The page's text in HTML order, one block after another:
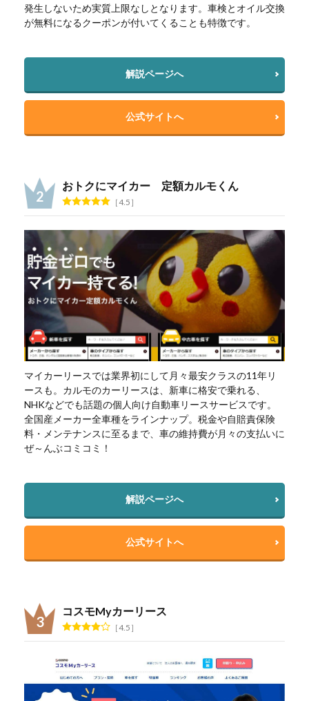
発生しないため実質上限なしとなります。車検とオイル交換
が無料になるクーポンが付いてくることも特徴です。
解説ページへ
公式サイトへ
おトクにマイカー 定額カルモくん
4.5
マイカーリースでは業界初にして月々最安クラスの11年リ
ースも。カルモのカーリースは、新車に格安で乗れる、
NHKなどでも話題の個人向け自動車リースサービスです。
全国産メーカー全車種をラインナップ。税金や自賠責保険
料・メンテナンスに至るまで、車の維持費が月々の支払いに
ぜ～んぶコミコミ！
解説ページへ
公式サイトへ
コスモMyカーリース
4.5